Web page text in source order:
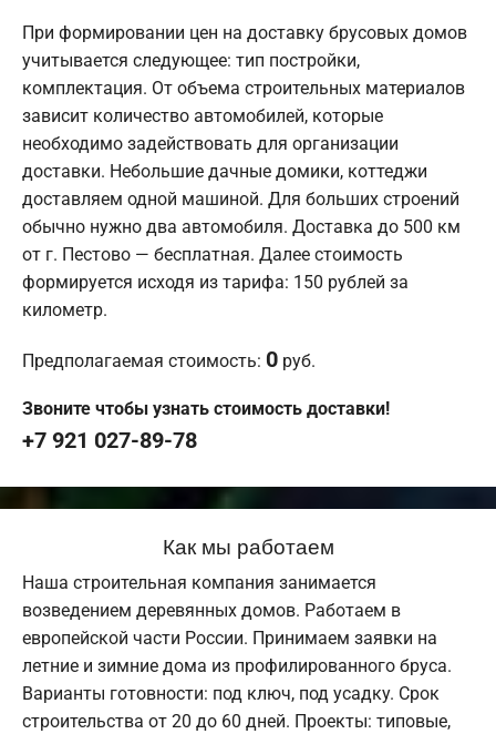
При формировании цен на доставку брусовых домов
учитывается следующее: тип постройки,
комплектация. От объема строительных материалов
зависит количество автомобилей, которые
необходимо задействовать для организации
доставки. Небольшие дачные домики, коттеджи
доставляем одной машиной. Для больших строений
обычно нужно два автомобиля. Доставка до 500 км
от г. Пестово — бесплатная. Далее стоимость
формируется исходя из тарифа: 150 рублей за
километр.
Предполагаемая стоимость: 0 руб.
Звоните чтобы узнать стоимость доставки!
+7 921 027-89-78
Как мы работаем
Наша строительная компания занимается
возведением деревянных домов. Работаем в
европейской части России. Принимаем заявки на
летние и зимние дома из профилированного бруса.
Варианты готовности: под ключ, под усадку. Срок
строительства от 20 до 60 дней. Проекты: типовые,